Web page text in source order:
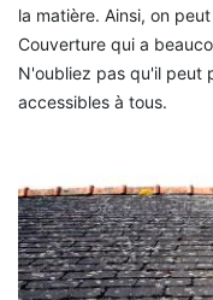
la matière. Ainsi, on
Couverture qui a
N'oubliez pas qu'il peut
accessibles à tous.